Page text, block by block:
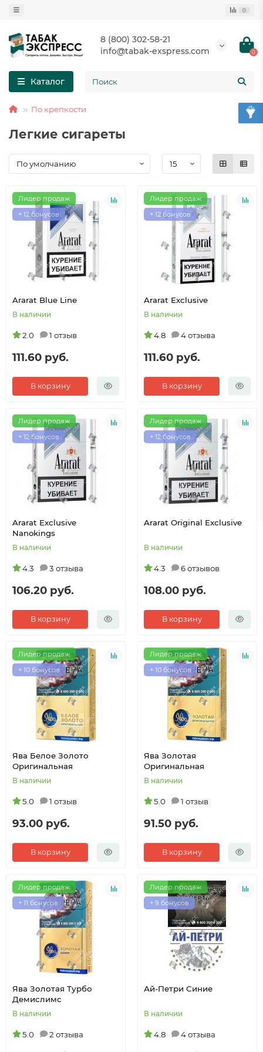
0
8 (800) 302-58-21
info@tabak-exspress.com
0
Каталог
По крепкости
Легкие сигареты
Лидер продаж
+ 12 бонусов
Ararat Blue Line
В наличии
2.0 1 отзыв
111.60 руб.
В корзину
Лидер продаж
+ 12 бонусов
Ararat Exclusive
В наличии
4.8 4 отзыва
111.60 руб.
В корзину
Лидер продаж
+ 12 бонусов
Ararat Exclusive
Nanokings
В наличии
4.3 3 отзыва
106.20 руб.
В корзину
Лидер продаж
+ 12 бонусов
Ararat Original Exclusive
В наличии
4.3 6 отзывов
108.00 руб.
В корзину
Лидер продаж
+ 10 бонусов
Ява Белое Золото
Оригинальная
В наличии
5.0 1 отзыв
93.00 руб.
В корзину
Лидер продаж
+ 10 бонусов
Ява Золотая
Оригинальная
В наличии
5.0 1 отзыв
91.50 руб.
В корзину
Лидер продаж
+ 11 бонусов
Ява Золотая Турбо
Демислимс
В наличии
5.0 2 отзыва
Лидер продаж
+ 9 бонусов
Ай-Петри Синие
В наличии
4.8 4 отзыва